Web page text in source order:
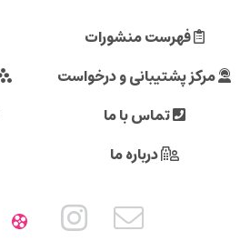
فهرست منشورات
مرکز پشتیبانی و درخواست
تماس با ما
درباره ما